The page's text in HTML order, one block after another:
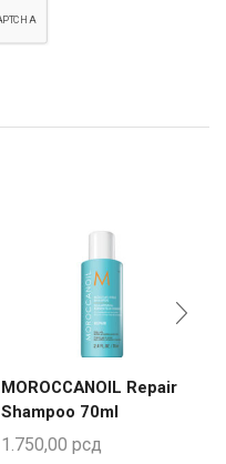
MOROCCANOIL Repair
Shampoo 70ml
1.750,00 рсд